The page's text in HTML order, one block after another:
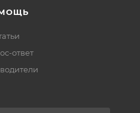
ответ